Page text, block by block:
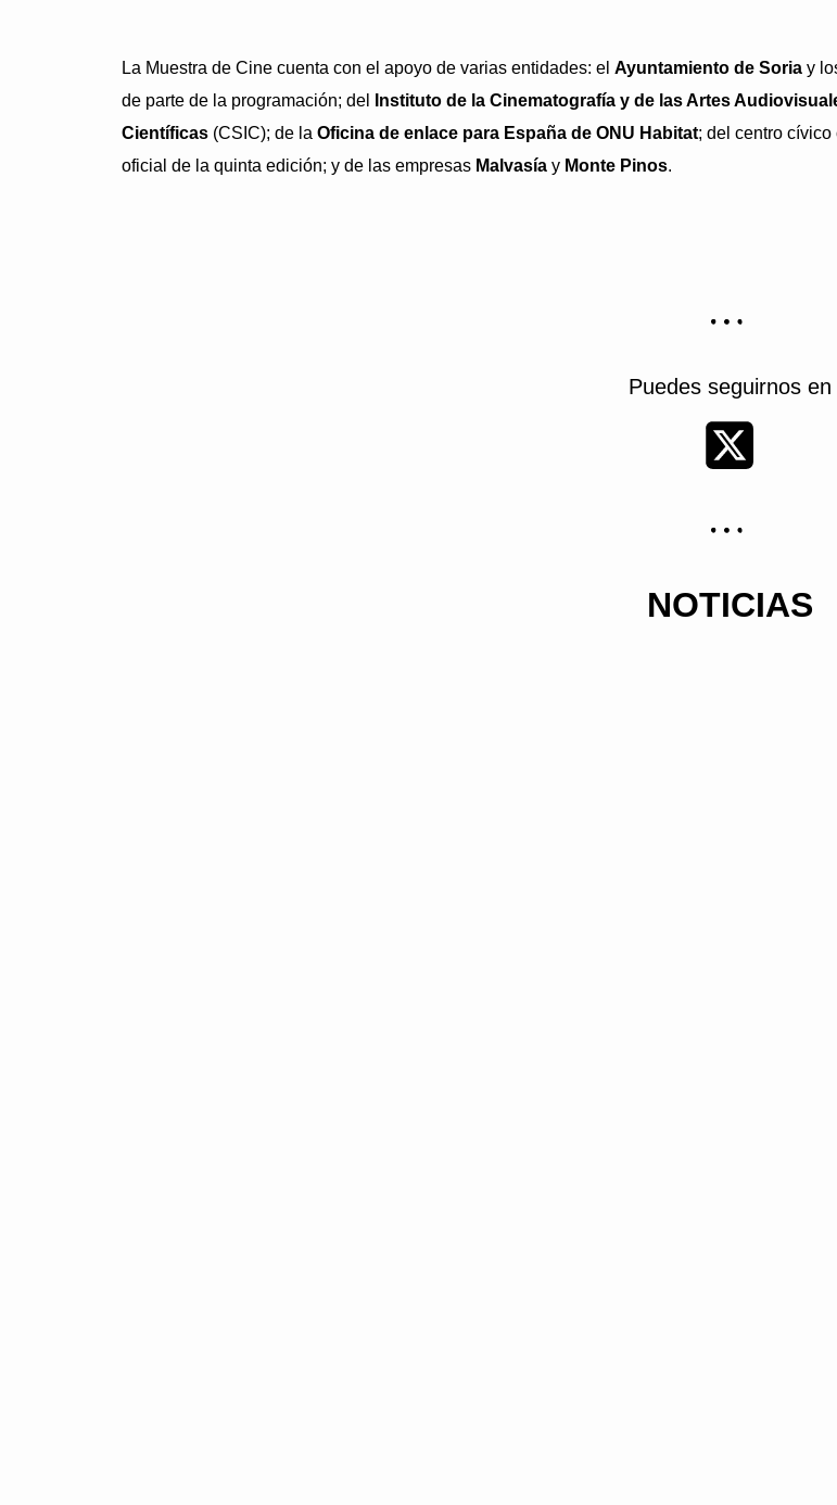
La Muestra de Cine cuenta con el apoyo de varias entidades: el Ayuntamiento de Soria y
de parte de la programación; del
Instituto de la Cinematografía y de las Artes
Científicas (CSIC); de la Oficina de enlace para España de ONU Habitat; del centro cívico
oficial de la quinta edición; y de las empresas Malvasía y Monte Pinos.
Puedes seguirnos en
NOTICIAS